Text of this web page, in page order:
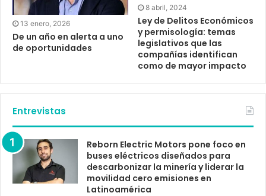
13 enero, 2026
De un año en alerta a uno
de oportunidades
8 abril, 2024
Ley de Delitos Económicos
y permisología: temas
legislativos que las
compañías identifican
como de mayor impacto
Entrevistas
Reborn Electric Motors pone foco en
buses eléctricos diseñados para
descarbonizar la minería y liderar la
movilidad cero emisiones en
Latinoamérica